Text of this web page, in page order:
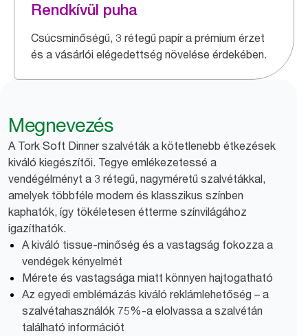
Rendkívül puha
Csúcsminőségű, 3 rétegű papír a prémium érzet
és a vásárlói elégedettség növelése érdekében.
Megnevezés
A Tork Soft Dinner szalvéták a kötetlenebb étkezések
kiváló kiegészítői. Tegye emlékezetessé a
vendégélményt a 3 rétegű, nagyméretű szalvétákkal,
amelyek többféle modern és klasszikus színben
kaphatók, így tökéletesen étterme színvilágához
igazíthatók.
A kiváló tissue-minőség és a vastagság fokozza a
vendégek kényelmét
Mérete és vastagsága miatt könnyen hajtogatható
Az egyedi emblémázás kiváló reklámlehetőség – a
szalvétahasználók 75%-a elolvassa a szalvétán
található információt